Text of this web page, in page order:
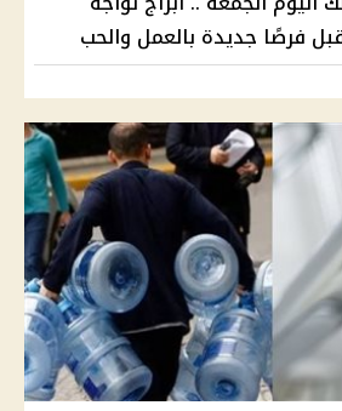
فرصًا جديدة بالعمل والحب